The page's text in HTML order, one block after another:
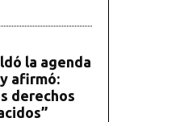
la agenda
afirmó:
derechos